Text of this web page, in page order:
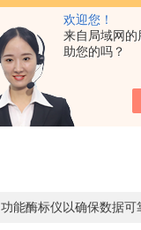
欢迎您！
来自局域网
助您的吗？
传感器等设备，实时
为实验提供数据支持。
离心收集器）捕获气溶
化学成分或生物效应。
能酶标仪以确保数据可